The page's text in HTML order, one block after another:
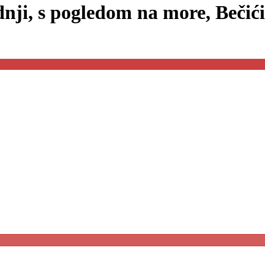
s pogledom na more, Bečići